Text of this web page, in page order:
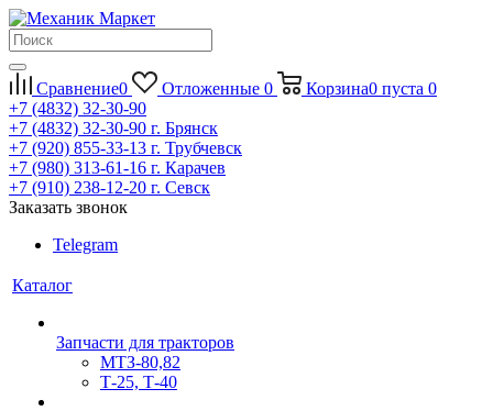
Сравнение0 Отложенные 0 Корзина0 пуста 0
+7 (4832) 32-30-90
+7 (4832) 32-30-90 г. Брянск
+7 (920) 855-33-13 г. Трубчевск
+7 (980) 313-61-16 г. Карачев
+7 (910) 238-12-20 г. Севск
Заказать звонок
Telegram
Каталог
Запчасти для тракторов
МТЗ-80,82
Т-25, Т-40